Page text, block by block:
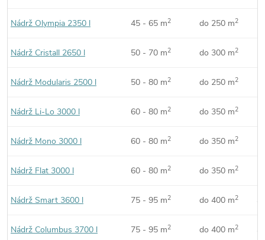
Nádrž Olympia 2350 l 45 - 65 m2 do 250 m2
Nádrž Cristall 2650 l 50 - 70 m2 do 300 m2
Nádrž Modularis 2500 l 50 - 80 m2 do 250 m2
Nádrž Li-Lo 3000 l 60 - 80 m2 do 350 m2
Nádrž Mono 3000 l 60 - 80 m2 do 350 m2
Nádrž Flat 3000 l 60 - 80 m2 do 350 m2
Nádrž Smart 3600 l 75 - 95 m2 do 400 m2
Nádrž Columbus 3700 l 75 - 95 m2 do 400 m2